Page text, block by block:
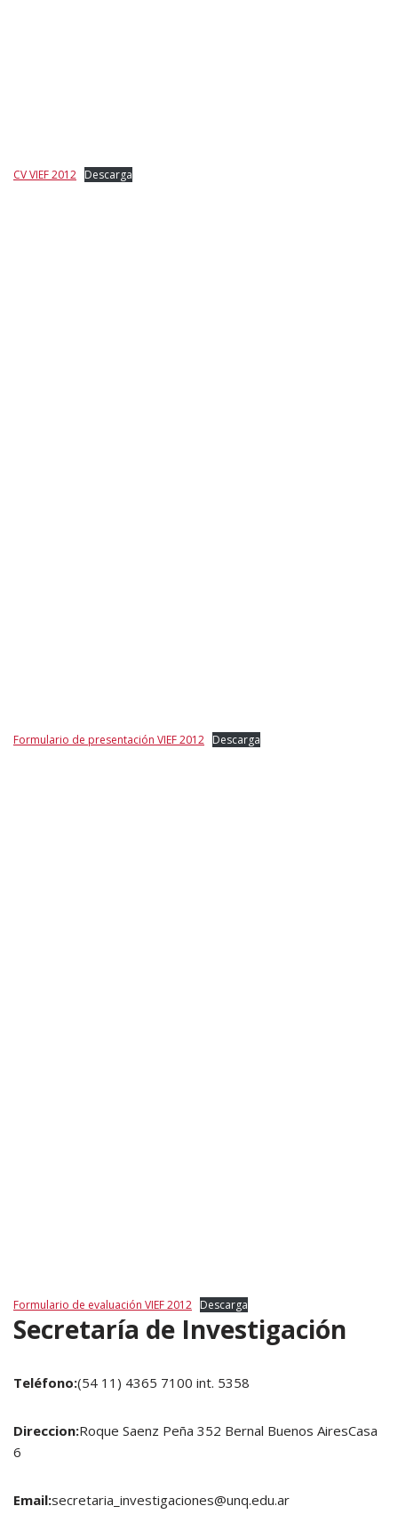
CV VIEF 2012 Descarga
Formulario de presentación VIEF 2012 Descarga
Formulario de evaluación VIEF 2012 Descarga
Secretaría de Investigación
Teléfono:(54 11) 4365 7100 int. 5358
Direccion:Roque Saenz Peña 352 Bernal Buenos AiresCasa
6
Email:secretaria_investigaciones@unq.edu.ar